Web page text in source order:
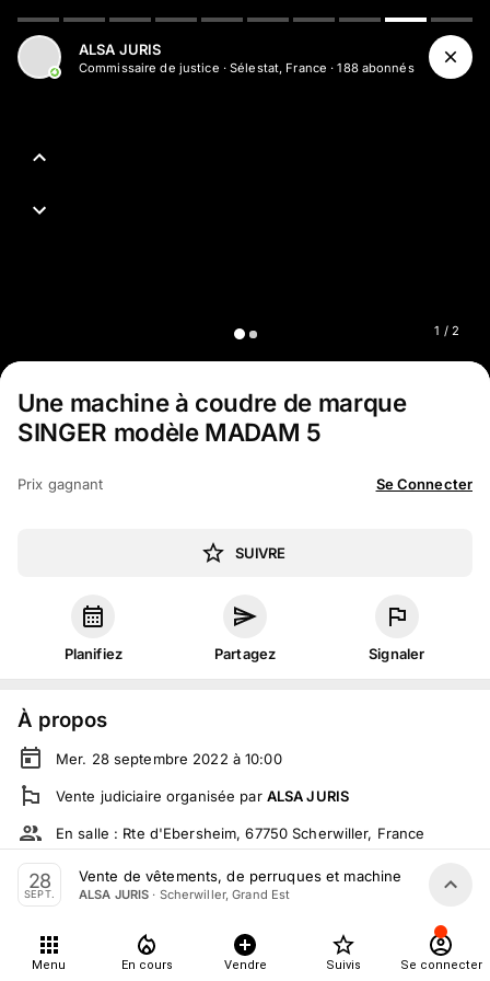
1 / 2
ALSA JURIS
Commissaire de justice ·Sélestat, France ·188abonnés
Une machine à coudre de marque
SINGER modèle MADAM 5
Prix gagnant Se Connecter
SUIVRE
Planifiez Partagez Signaler
À propos
Mer. 28 septembre 2022 à 10:00
Vente judiciaire organisée par ALSA JURIS
En salle : Rte d'Ebersheim, 67750 Scherwiller, France
Tout le monde peut participer
Détails
28
SEPT.
Vente de vêtements, de perruques et machine à coudre
ALSA JURIS · Scherwiller, Grand Est
Menu En cours Vendre Suivis Se connecter